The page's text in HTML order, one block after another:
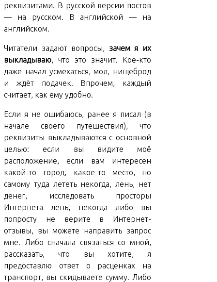
К
чему
реквизиты?
реквизитами. В русской версии постов
— на русском. В английской — на
английском.
Читатели задают вопросы, зачем я их
выкладываю , что это значит. Кое-кто
даже начал усмехаться, мол, нищеброд
и ждёт подачек. Впрочем, каждый
считает, как ему удобно.
Если я не ошибаюсь, ранее я писал (в
начале своего путешествия), что
реквизиты выкладываются с основной
целью: если вы видите моё
расположение, если вам интересен
какой-то город, какое-то место, но
самому туда лететь некогда, лень, нет
денег, исследовать просторы
Интернета лень, некогда либо вы
попросту не верите в Интернет-
отзывы, вы можете направить запрос
мне. Либо сначала связаться со мной,
рассказать, что вы хотите, я
предоставлю ответ о расценках на
транспорт, вы скидываете сумму. Либо